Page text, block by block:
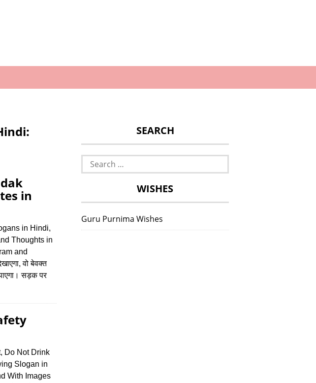
in
in Hindi,
Thoughts in
and
वो बेवक्त
पाएगा। सड़क पर
Do Not Drink
Slogan in
With Images
SEARCH
Search
for:
WISHES
Guru Purnima Wishes